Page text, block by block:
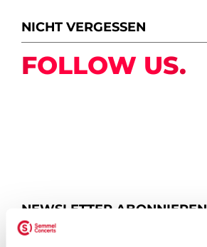
NICHT VERGESSEN
FOLLOW US.
NEWSLETTER ABONNIEREN